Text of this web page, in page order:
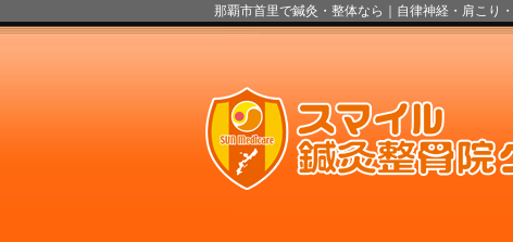
那覇市首里で鍼灸・整体なら｜自律神経・肩こり